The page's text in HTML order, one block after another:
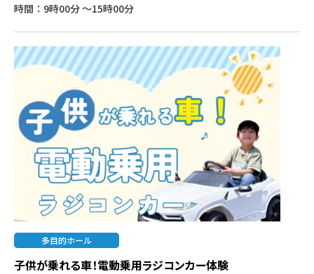
時間：9時00分 ～15時00分
多目的ホール
子供が乗れる車！電動乗用ラジコンカー体験